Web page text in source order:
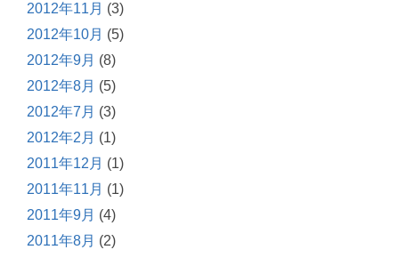
2012年11月 (3)
2012年10月 (5)
2012年9月 (8)
2012年8月 (5)
2012年7月 (3)
2012年2月 (1)
2011年12月 (1)
2011年11月 (1)
2011年9月 (4)
2011年8月 (2)